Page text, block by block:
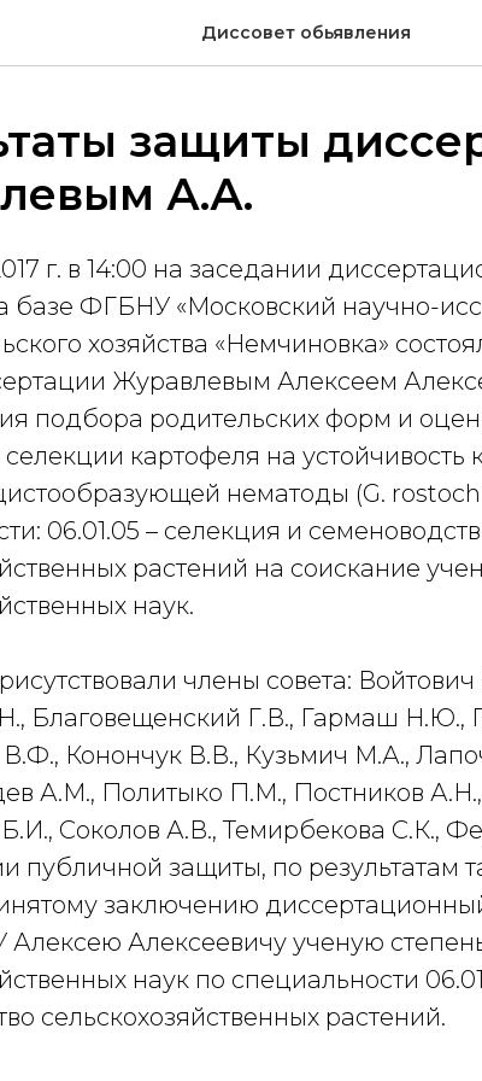
Диссовет обьявления
защиты
А.А.
г. в 14:00 на заседании
базе ФГБНУ «Московский научно-
хозяйства «Немчиновка»
Журавлевым Алексеем
подбора родительских форм и
картофеля на устойчивость
нематоды (G.
06.01.05 – селекция и
растений на соискание
наук.
члены совета:
Благовещенский Г.В., Гармаш Н.Ю.,
Конончук В.В., Кузьмич М.А.,
А.М., Политыко П.М., Постников
Соколов А.В., Темирбекова С.К.,
публичной защиты, по результатам
заключению
Алексеевичу ученую
наук по специальности
сельскохозяйственных растений.